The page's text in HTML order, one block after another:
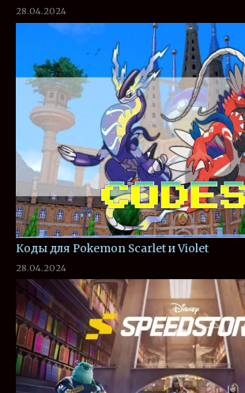
28.04.2024
Коды для Pokemon Scarlet и Violet
28.04.2024